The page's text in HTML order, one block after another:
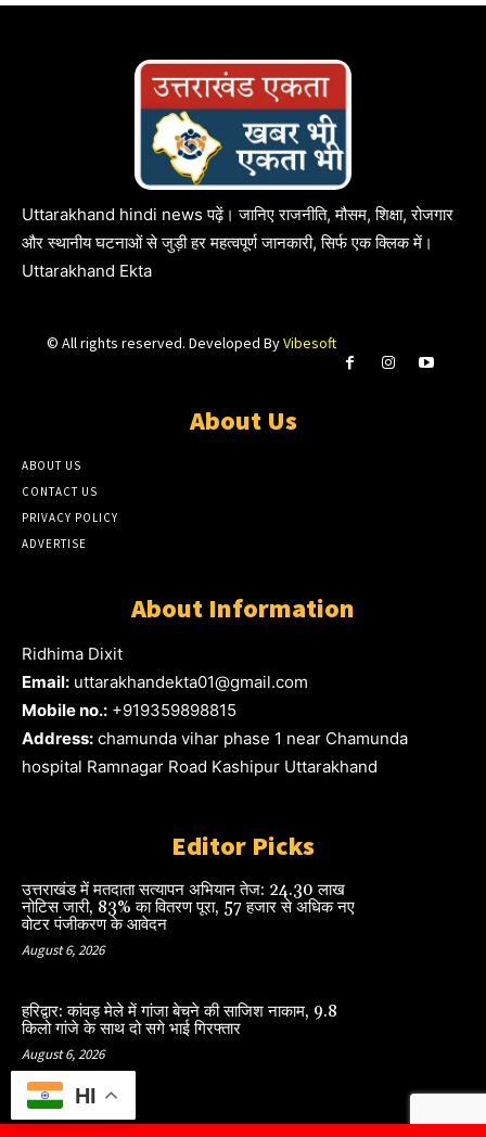
Uttarakhand hindi news पढ़ें। जानिए राजनीति, मौसम, शिक्षा, रोजगार
और स्थानीय घटनाओं से जुड़ी हर महत्वपूर्ण जानकारी, सिर्फ एक क्लिक में।
Uttarakhand Ekta
© All rights reserved. Developed ByVibesoft
About Us
ABOUT US
CONTACT US
PRIVACY POLICY
ADVERTISE
About Information
Ridhima Dixit
Email: uttarakhandekta01@gmail.com
Mobile no.: +919359898815
Address: chamunda vihar phase 1 near Chamunda
hospital Ramnagar Road Kashipur Uttarakhand
Editor Picks
उत्तराखंड में मतदाता सत्यापन अभियान तेज: 24.30 लाख
नोटिस जारी, 83% का वितरण पूरा, 57 हजार से अधिक नए
वोटर पंजीकरण के आवेदन
August 6, 2026
हरिद्वार: कांवड़ मेले में गांजा बेचने की साजिश नाकाम, 9.8
किलो गांजे के साथ दो सगे भाई गिरफ्तार
August 6, 2026
HI